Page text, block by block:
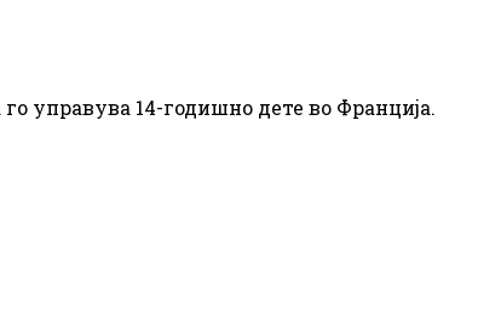
управува 14-годишно дете во Франција.